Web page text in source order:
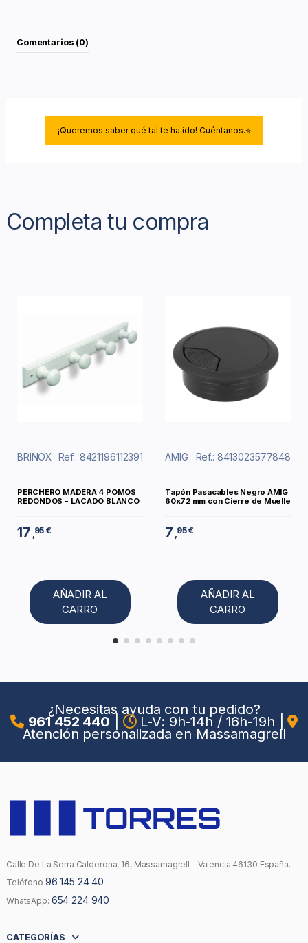
Comentarios (0)
¡Queremos saber qué tal te ha ido! Cuéntanos.⭐
Completa tu compra
BRINOX Ref.: 8421196112391
PERCHERO MADERA 4 POMOS
REDONDOS - LACADO BLANCO
17 ,95 €
AÑADIR AL
CARRO
AMIG Ref.: 8413023577848
Tapón Pasacables Negro AMIG
60x72 mm con Cierre de Muelle
7 ,95 €
AÑADIR AL
CARRO
¿Necesitas ayuda con tu pedido?
961 452 440 L-V: 9h-14h / 16h-19h
Atención personalizada en Massamagrell
Calle De La Serra Calderona, 16, Massamagrell - Valencia 46130 España.
Teléfono 96 145 24 40
WhatsApp: 654 224 940
CATEGORÍAS